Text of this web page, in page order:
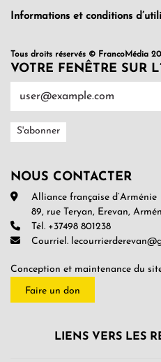
Informations et conditions
Tous droits réservés © FrancoMédia
VOTRE FENÊTRE SUR
NOUS CONTACTER
Alliance française d’Arménie
89, rue Teryan, Erevan,
Tél. +37498 801238
Courriel.
Conception et maintenance du
Faire un don
LIENS VERS LES